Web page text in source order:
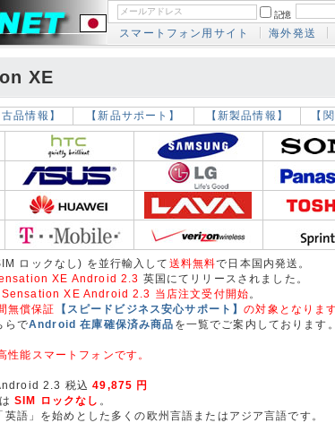
記憶
スマートフォン用サイト 海外発送
XE
古品情報】 【新品サポート】 【新製品情報】 【
ロックなし) を並行輸入して 送料無料で日本国内発送。
XE Android 2.3 英国にてリリースされました。
Sensation XE Android 2.3 当店注文受付開始 。
無償保証
【スピードビジネス安心サポート】の対象となります
らでAndroid 在庫確保済み商品 を一覧でご案内しております。
能スマートフォンです。
2.3 税込49,875 円
SIM ロックなし 。
語」を始めとした多くの欧州言語またはアジア言語です。